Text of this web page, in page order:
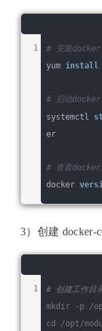
# 安装docker
yum install
# 启动docker
systemctl
er
# 查看docker
docker
3）创建 docker-
# 创建工作目
mkdir -p /
cd
/opt/